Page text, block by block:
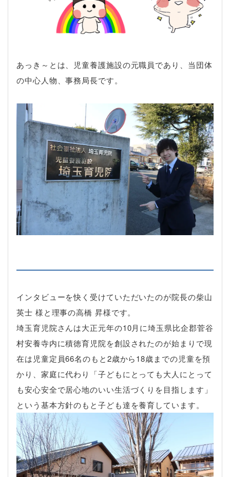
あっき～とは、児童養護施設の元職員であり、当団体
の中心人物、事務局長です。
インタビューを快く受けていただいたのが院長の柴山
英士 様と理事の高橋 昇様です。
埼玉育児院さんは大正元年の10月に埼玉県比企郡菅谷
村安養寺内に積徳育児院を創設されたのが始まりで現
在は児童定員66名のもと2歳から18歳までの児童を預
かり、家庭に代わり「子どもにとっても大人にとって
も安心安全で居心地のいい生活づくりを目指します」
という基本方針のもと子ども達を養育しています。